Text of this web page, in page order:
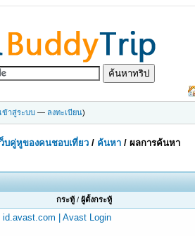
เข้าสู่ระบบ — ลงทะเบียน)
บคู่หูของคนชอบเที่ยว / ค้นหา /ผลการค้นหา
กระทู้ /ผู้ตั้งกระทู้
id.avast.com | Avast Login